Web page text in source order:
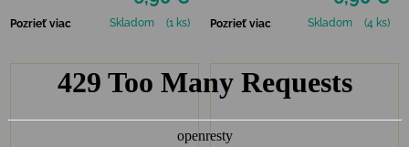
Pozrieť viac Skladom (1 ks) Pozrieť viac Skladom (4 ks)